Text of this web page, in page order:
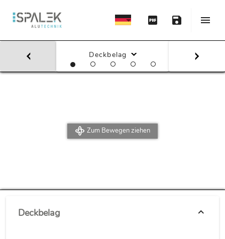
Deckbelag
Zum Bewegen ziehen
Deckbelag